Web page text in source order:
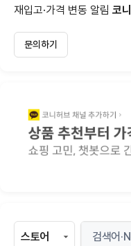
재입고·가격 변동 알림 코
문의하기